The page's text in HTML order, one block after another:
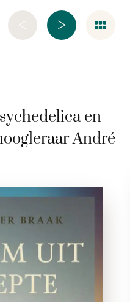
>
<
en
André